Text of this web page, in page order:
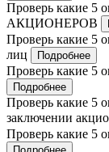
Проверь какие 5
АКЦИОНЕРОВ
Проверь какие 5
лиц
Подробнее
Проверь какие 5
Подробнее
Проверь какие 5
заключении
Проверь какие 5